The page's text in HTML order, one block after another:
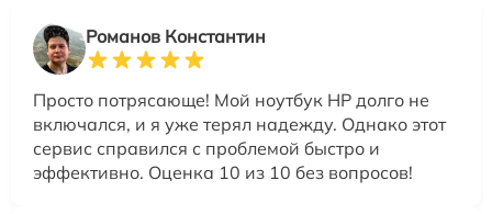
Романов Константин
Просто потрясающе! Мой ноутбук HP долго не
включался, и я уже терял надежду. Однако этот
сервис справился с проблемой быстро и
эффективно. Оценка 10 из 10 без вопросов!